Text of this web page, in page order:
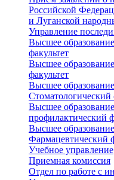
Российской
и Луганской
Управление
Высшее
факультет
Высшее
факультет
Высшее
Стоматологический
Высшее
профилактический
Высшее
Фармацевтический
Учебное управление
Приемная комиссия
Отдел по работе с